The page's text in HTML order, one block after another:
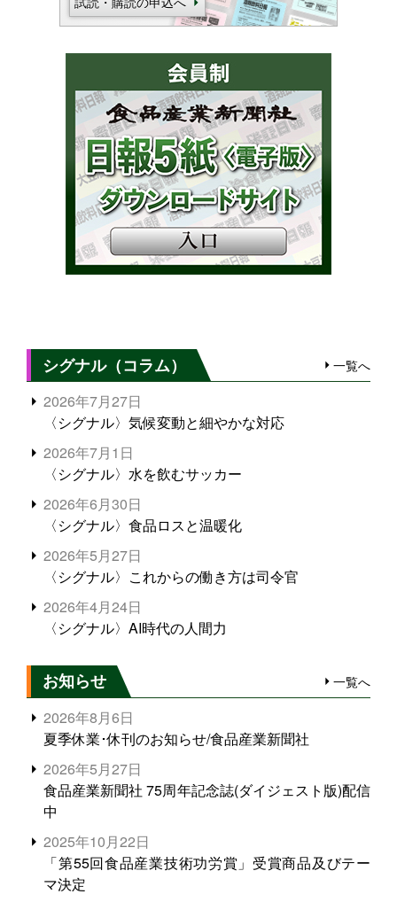
シグナル（コラム） 一覧へ
2026年7月27日
〈シグナル〉気候変動と細やかな対応
2026年7月1日
〈シグナル〉水を飲むサッカー
2026年6月30日
〈シグナル〉食品ロスと温暖化
2026年5月27日
〈シグナル〉これからの働き方は司令官
2026年4月24日
〈シグナル〉AI時代の人間力
お知らせ 一覧へ
2026年8月6日
夏季休業･休刊のお知らせ/食品産業新聞社
2026年5月27日
食品産業新聞社 75周年記念誌(ダイジェスト版)配信
中
2025年10月22日
「第55回食品産業技術功労賞」受賞商品及びテー
マ決定